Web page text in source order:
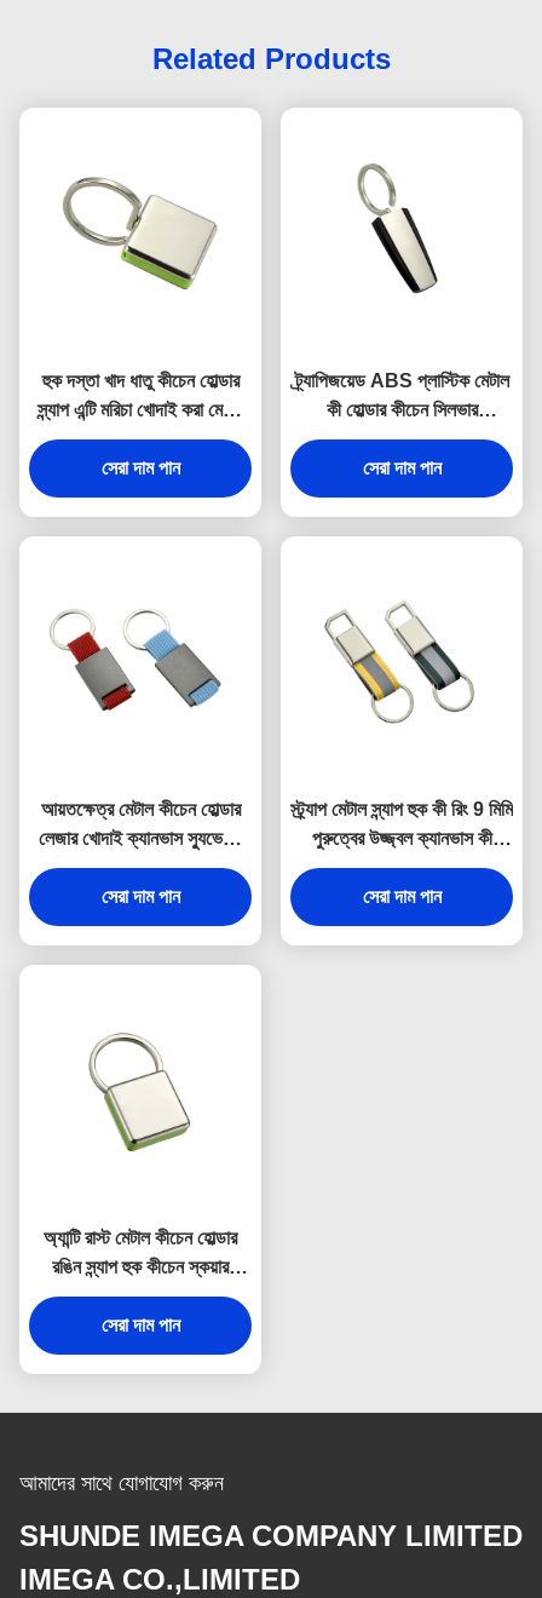
Related Products
হুক দস্তা খাদ ধাতু কীচেন হোল্ডার
স্ন্যাপ এন্টি মরিচা খোদাই করা মেটাল
কীরিং
সেরা দাম পান
ট্র্যাপিজয়েড ABS প্লাস্টিক মেটাল
কী হোল্ডার কীচেন সিলভার
ইলেক্ট্রোপ্লেটিং
সেরা দাম পান
আয়তক্ষেত্র মেটাল কীচেন হোল্ডার
লেজার খোদাই ক্যানভাস স্যুভেনির
উপহার
সেরা দাম পান
স্ট্র্যাপ মেটাল স্ন্যাপ হুক কী রিং 9 মিমি
পুরুত্বের উজ্জ্বল ক্যানভাস কী
হোল্ডার স্যুভেনির
সেরা দাম পান
অ্যান্টি রাস্ট মেটাল কীচেন হোল্ডার
রঙিন স্ন্যাপ হুক কীচেন স্কয়ার
প্লাস্টিক
সেরা দাম পান
আমাদের সাথে যোগাযোগ করুন
SHUNDE IMEGA COMPANY LIMITED
IMEGA CO.,LIMITED